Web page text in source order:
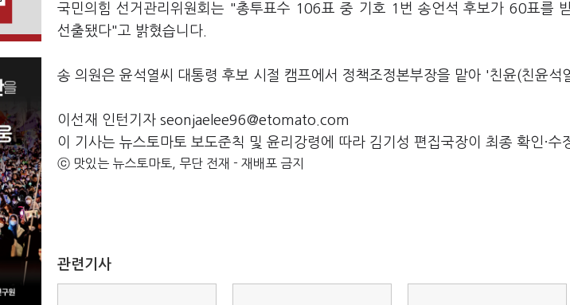
국민의힘 선거관리위원회는 "총투표수 106표 중 기호 1번 송언석 후보가 60표를
선출됐다"고 밝혔습니다.
송 의원은 윤석열씨 대통령 후보 시절 캠프에서 정책조정본부장을 맡아 '친윤(친윤석
이선재 인턴기자 seonjaelee96@etomato.com
이 기사는 뉴스토마토 보도준칙 및 윤리강령에 따라 김기성 편집국장이 최종 확인·수
ⓒ 맛있는 뉴스토마토, 무단 전재 - 재배포 금지
관련기사